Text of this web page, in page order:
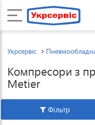
Укрсервіс
Компресори з
Metier
Фільтр